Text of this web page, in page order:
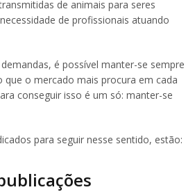
de animais para seres
de profissionais atuando
é possível manter-se sempre
que o mercado mais procura em cada
conseguir isso é um só: manter-se
para seguir nesse sentido, estão: